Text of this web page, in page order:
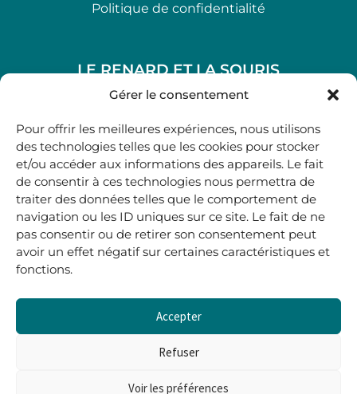
Gérer le consentement
Pour offrir les meilleures expériences, nous utilisons
des technologies telles que les cookies pour stocker
et/ou accéder aux informations des appareils. Le fait
de consentir à ces technologies nous permettra de
traiter des données telles que le comportement de
navigation ou les ID uniques sur ce site. Le fait de ne
pas consentir ou de retirer son consentement peut
avoir un effet négatif sur certaines caractéristiques et
fonctions.
Accepter
Refuser
Voir les préférences
Politique de confidentialité
LE RENARD ET LA SOURIS
48, rue Maubec 33210 LANGON
05 40 41 37 18
.
MARDI AU SAMEDI
10H00-12H45 | 14H00 -19H00
boutique@lerenardetlasouris.com
Tous droits réservés © Le Renard et la Souris –